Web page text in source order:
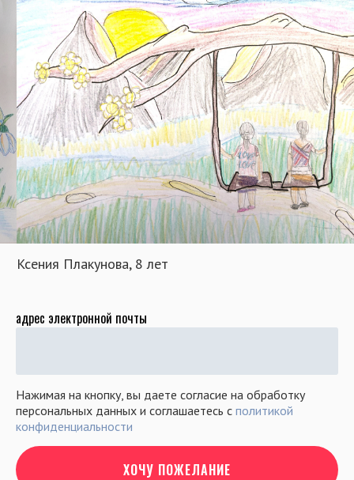
Ксения Плакунова, 8 лет
адрес электронной почты
Нажимая на кнопку, вы даете согласие на обработку
персональных данных и соглашаетесь c политикой
конфиденциальности
ХОЧУ ПОЖЕЛАНИЕ